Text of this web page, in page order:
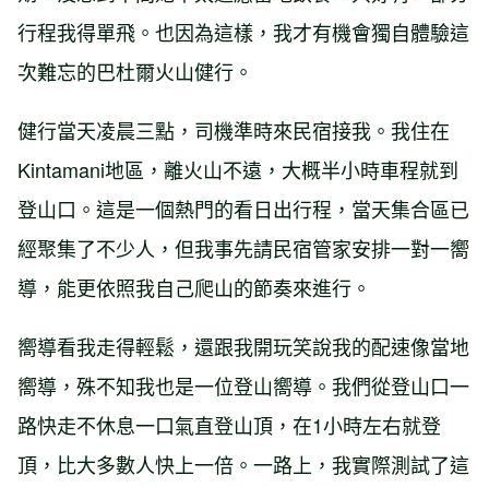
行程我得單飛。也因為這樣，我才有機會獨自體驗這
次難忘的巴杜爾火山健行。
健行當天凌晨三點，司機準時來民宿接我。我住在
Kintamani地區，離火山不遠，大概半小時車程就到
登山口。這是一個熱門的看日出行程，當天集合區已
經聚集了不少人，但我事先請民宿管家安排一對一嚮
導，能更依照我自己爬山的節奏來進行。
嚮導看我走得輕鬆，還跟我開玩笑說我的配速像當地
嚮導，殊不知我也是一位登山嚮導。我們從登山口一
路快走不休息一口氣直登山頂，在1小時左右就登
頂，比大多數人快上一倍。一路上，我實際測試了這